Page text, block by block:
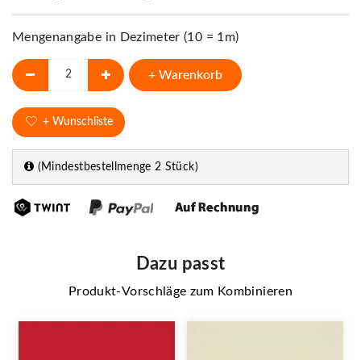
Mengenangabe in Dezimeter (10 = 1m)
+ Warenkorb
+ Wunschliste
(Mindestbestellmenge 2 Stück)
Dazu passt
Produkt-Vorschläge zum Kombinieren